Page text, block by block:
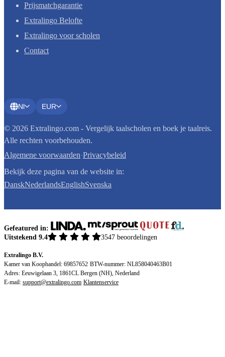
Prijsmatchgarantie
Extralingo Belofte
Extralingo voor scholen
Contact
Nl EUR
© 2026 Extralingo.com - Vergelijk taalscholen en boek je taalreis.
Alle rechten voorbehouden.
Algemene voorwaarden·Privacybeleid
Bekijk deze pagina van de website in:
DanskNederlandsEnglishSvenska
Gefeatured in:
Uitstekend 9.4
3547 beoordelingen
Extralingo B.V.
Kamer van Koophandel: 69857652·BTW-nummer: NL858040463B01
Adres: Eeuwigelaan 3, 1861CL Bergen (NH), Nederland
E-mail: support@extralingo.com·Klantenservice